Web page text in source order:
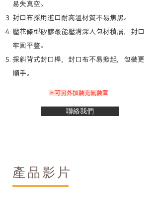
易失真空。
封口布採用進口耐高溫材質不易焦黑。
壓花條型矽膠最能壓溝深入包材積層，封口
牢固平整。
​採斜背式封口桿，封口布不易掀起，包裝更
順手。
＊可另外加裝充氮裝置
聯絡我們
產品影片